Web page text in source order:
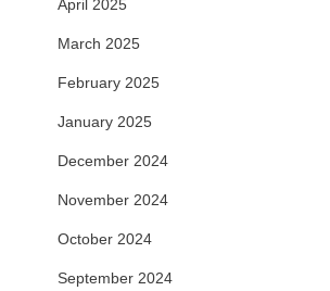
April 2025
March 2025
February 2025
January 2025
December 2024
November 2024
October 2024
September 2024